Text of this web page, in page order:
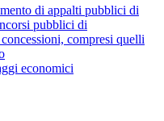
di appalti pubblici di
pubblici di
compresi quelli
economici